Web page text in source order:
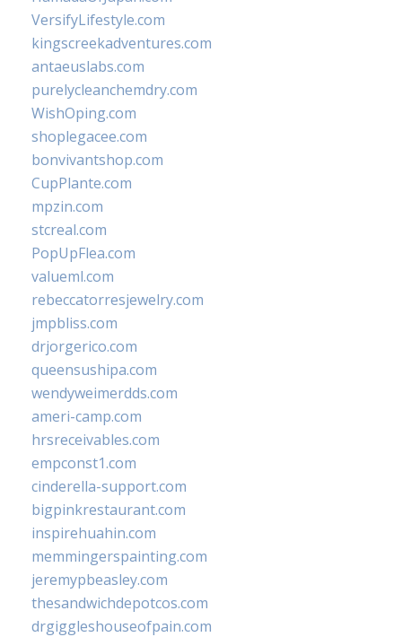
VersifyLifestyle.com
kingscreekadventures.com
antaeuslabs.com
purelycleanchemdry.com
WishOping.com
shoplegacee.com
bonvivantshop.com
CupPlante.com
mpzin.com
stcreal.com
PopUpFlea.com
valueml.com
rebeccatorresjewelry.com
jmpbliss.com
drjorgerico.com
queensushipa.com
wendyweimerdds.com
ameri-camp.com
hrsreceivables.com
empconst1.com
cinderella-support.com
bigpinkrestaurant.com
inspirehuahin.com
memmingerspainting.com
jeremypbeasley.com
thesandwichdepotcos.com
drgiggleshouseofpain.com